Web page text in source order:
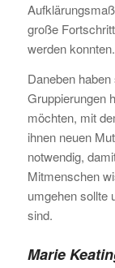
große
werden konnten.
Daneben
Gruppierungen
möchten, mit
ihnen neuen
notwendig,
Mitmenschen
umgehen sollte
sind.
Marie